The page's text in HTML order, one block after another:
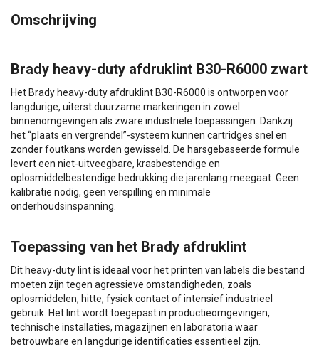
Omschrijving
Brady heavy-duty afdruklint B30-R6000 zwart
Het Brady heavy-duty afdruklint B30-R6000 is ontworpen voor
langdurige, uiterst duurzame markeringen in zowel
binnenomgevingen als zware industriële toepassingen. Dankzij
het “plaats en vergrendel”-systeem kunnen cartridges snel en
zonder foutkans worden gewisseld. De harsgebaseerde formule
levert een niet-uitveegbare, krasbestendige en
oplosmiddelbestendige bedrukking die jarenlang meegaat. Geen
kalibratie nodig, geen verspilling en minimale
onderhoudsinspanning.
Toepassing van het Brady afdruklint
Dit heavy-duty lint is ideaal voor het printen van labels die bestand
moeten zijn tegen agressieve omstandigheden, zoals
oplosmiddelen, hitte, fysiek contact of intensief industrieel
gebruik. Het lint wordt toegepast in productieomgevingen,
technische installaties, magazijnen en laboratoria waar
betrouwbare en langdurige identificaties essentieel zijn.